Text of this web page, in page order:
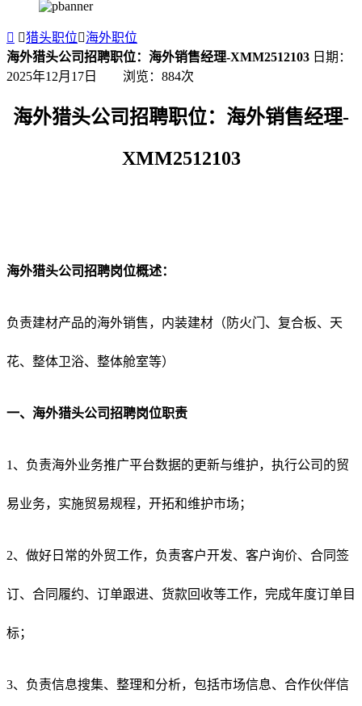
 猎头职位海外职位
海外猎头公司招聘职位：海外销售经理-XMM2512103 日期：
2025年12月17日 浏览： 884次
海外猎头公司招聘职位：海外销售经理-
XMM2512103
海外猎头公司招聘岗位概述：
负责建材产品的海外销售，内装建材（防火门、复合板、天
花、整体卫浴、整体舱室等）
一、海外猎头公司招聘岗位职责
1、负责海外业务推广平台数据的更新与维护，执行公司的贸
易业务，实施贸易规程，开拓和维护市场；
2、做好日常的外贸工作，负责客户开发、客户询价、合同签
订、合同履约、订单跟进、货款回收等工作，完成年度订单目
标；
3、负责信息搜集、整理和分析，包括市场信息、合作伙伴信